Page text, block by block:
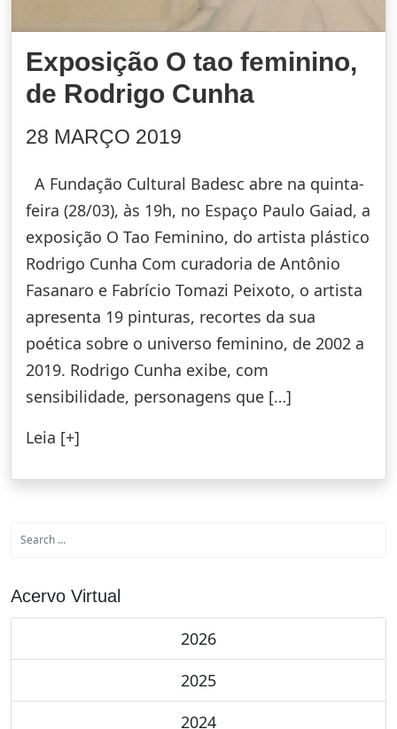
Exposição O tao feminino,
de Rodrigo Cunha
28 MARÇO 2019
A Fundação Cultural Badesc abre na quinta-
feira (28/03), às 19h, no Espaço Paulo Gaiad, a
exposição O Tao Feminino, do artista plástico
Rodrigo Cunha Com curadoria de Antônio
Fasanaro e Fabrício Tomazi Peixoto, o artista
apresenta 19 pinturas, recortes da sua
poética sobre o universo feminino, de 2002 a
2019. Rodrigo Cunha exibe, com
sensibilidade, personagens que […]
Leia [+]
Acervo Virtual
2026
2025
2024